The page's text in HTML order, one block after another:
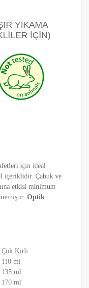
YIKAMA
İÇİN)
için ideal
içeriklidir. Çabuk ve
etkisi minimum
Optik
Çok Kirli
110 ml
135 ml
170 ml